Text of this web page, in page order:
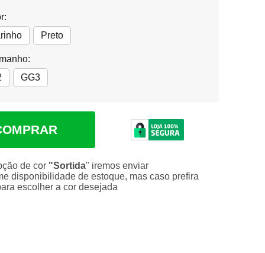
Preto
GG3
de cor "Sortida" iremos enviar
disponibilidade de estoque, mas caso prefira
escolher a cor desejada